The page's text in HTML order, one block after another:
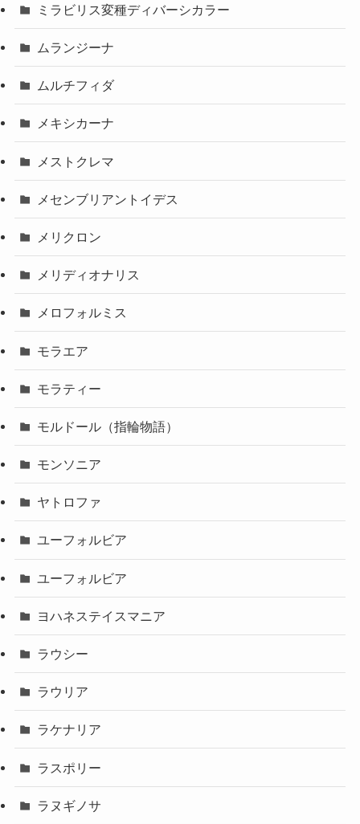
ミラビリス変種ディバーシカラー
ムランジーナ
ムルチフィダ
メキシカーナ
メストクレマ
メセンブリアントイデス
メリクロン
メリディオナリス
メロフォルミス
モラエア
モラティー
モルドール（指輪物語）
モンソニア
ヤトロファ
ユーフォルビア
ユーフォルビア
ヨハネステイスマニア
ラウシー
ラウリア
ラケナリア
ラスポリー
ラヌギノサ